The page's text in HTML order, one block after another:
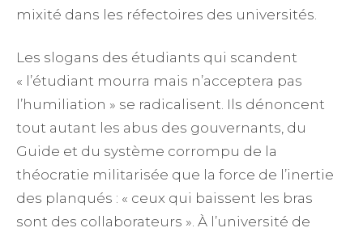
mixité dans les réfectoires des universités.
Les slogans des étudiants qui scandent
« l’étudiant mourra mais n’acceptera pas
l’humiliation » se radicalisent. Ils dénoncent
tout autant les abus des gouvernants, du
Guide et du système corrompu de la
théocratie militarisée que la force de l’inertie
des planqués : « ceux qui baissent les bras
sont des collaborateurs ». À l’université de